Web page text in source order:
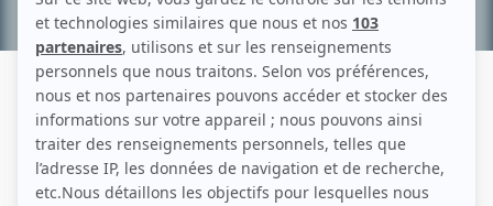
GUY LETOURNEAU
Liens
Fiche de Guy Letourneau sur Showbizz.net